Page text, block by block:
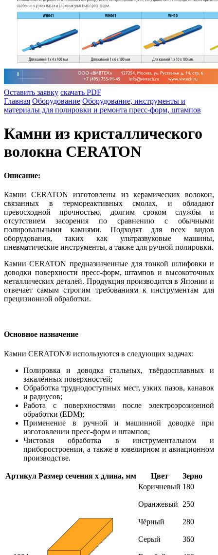
Оставить заявку скачать PDF
Главная Оборудование Оборудование, инструменты и
материалы для полировки и ремонта пресс-форм, штампов
Камни из кристаллического
волокна CERATON
Описание:
Камни CERATON изготовлены из керамических волокон,
связанных в термореактивных смолах, и обладают
превосходной прочностью, долгим сроком службы и
отсутствием засорения по сравнению с обычными
полировальными камнями. Подходят для всех видов
оборудования, таких как ультразвуковые машины,
пневматические инструменты, а также для ручной полировки.
Камни CERATON предназначенные для тонкой шлифовки и
доводки поверхности пресс-форм, штампов и высокоточных
металлических деталей. Продукция производится в Японии и
отвечает самым строгим требованиям к инструментам для
прецизионной обработки.
Основное назначение
Камни CERATON® используются в следующих задачах:
Полировка и доводка стальных, твёрдосплавных и
закалённых поверхностей;
Обработка труднодоступных мест, узких пазов, канавок
и радиусов;
Работа с поверхностями после электроэрозионной
обработки (EDM);
Применение в ручной и машинной доводке при
изготовлении пресс-форм и штампов;
Чистовая обработка в инструментальном и
приборостроении, а также в ювелирном и авиационном
производстве.
Артикул Размер сечения х длина, мм Цвет Зерно
Коричневый
Оранжевый
Чёрный
Серый
180
250
280
360